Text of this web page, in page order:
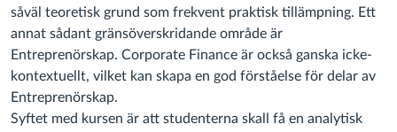
såväl teoretisk grund som frekvent praktisk tillämpning. Ett
annat sådant gränsöverskridande område är
Entreprenörskap. Corporate Finance är också ganska icke-
kontextuellt, vilket kan skapa en god förståelse för delar av
Entreprenörskap.
Syftet med kursen är att studenterna skall få en analytisk